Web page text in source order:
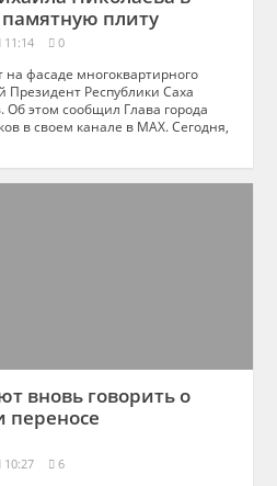
памятную плиту
11:14 0
фасаде многоквартирного
Президент Республики Саха
этом сообщил Глава города
в своем канале в МАХ. Сегодня,
вновь говорить о
переносе
10:27 6